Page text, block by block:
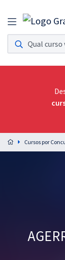
Assinatura
Acesso a todos os
Assinatura
Acesso ilimitado a
Preparação
residências em
Cursos por